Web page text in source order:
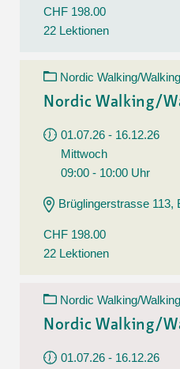
CHF 198.00
22 Lektionen
Nordic Walking/
Nordic Walking/
01.07.26 - 16.12.26
Mittwoch
09:00 - 10:00 Uhr
Brüglingerstrasse 113,
CHF 198.00
22 Lektionen
Nordic Walking/
Nordic Walking/
01.07.26 - 16.12.26